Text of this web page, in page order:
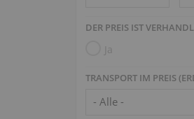
DER PREIS IST
Ja
TRANSPORT IM PREIS